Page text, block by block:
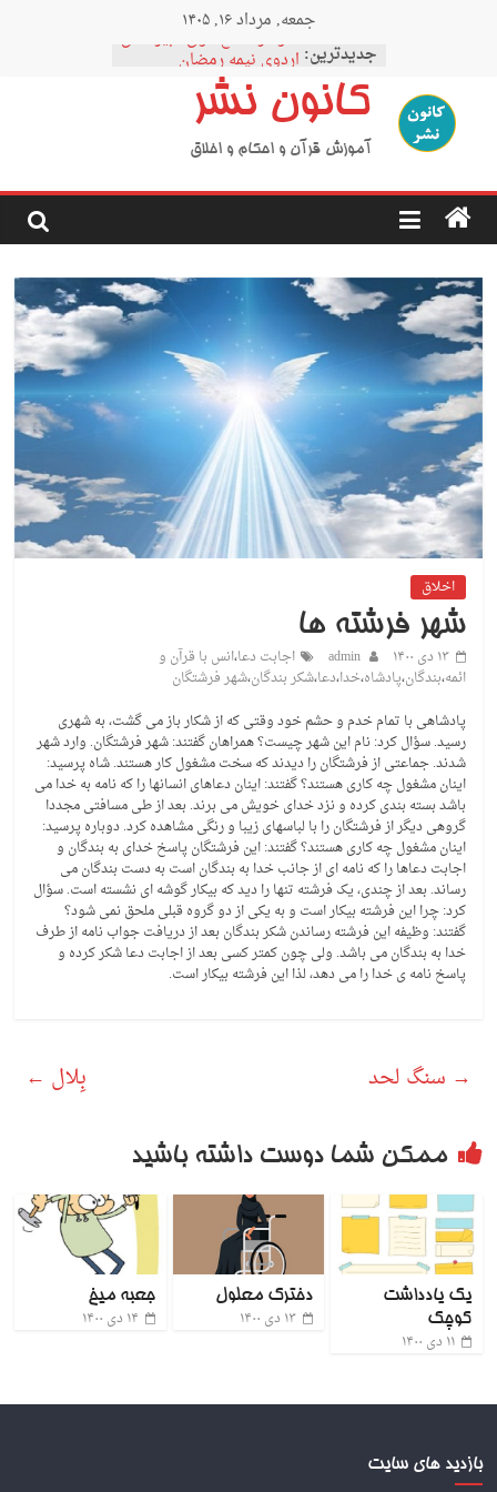
جمعه, مرداد ۱۶, ۱۴۰۵
جدیدترین: نمودار مقطع فوق دبیرستان
اردوی نیمه رمضان
اردوی نیمه شعبان
اردوی غدیر
اردوی محرم
کانون نشر
آموزش قرآن و احکام و اخلاق
اخلاق
شهر فرشته ها
۱۳ دی ۱۴۰۰ admin اجابت دعا،انس با قرآن و
ائمه،بندگان،پادشاه،خدا،دعا،شکر بندگان،شهر فرشتگان
پادشاهی با تمام خدم و حشم خود وقتی که از شکار باز می گشت، به شهری
رسید. سؤال کرد: نام این شهر چیست؟ همراهان گفتند: شهر فرشتگان. وارد شهر
شدند. جماعتی از فرشتگان را دیدند که سخت مشغول کار هستند. شاه پرسید:
اینان مشغول چه کاری هستند؟ گفتند: اینان دعاهای انسانها را که نامه به خدا می
باشد بسته بندی کرده و نزد خدای خویش می برند. بعد از طی مسافتی مجددا
گروهی دیگر از فرشتگان را با لباسهای زیبا و رنگی مشاهده کرد. دوباره پرسید:
اینان مشغول چه کاری هستند؟ گفتند: این فرشتگان پاسخ خدای به بندگان و
اجابت دعاها را که نامه ای از جانب خدا به بندگان است به دست بندگان می
رساند. بعد از چندی، یک فرشته تنها را دید که بیکار گوشه ای نشسته است. سؤال
کرد: چرا این فرشته بیکار است و به یکی از دو گروه قبلی ملحق نمی شود؟
گفتند: وظیفه این فرشته رساندن شکر بندگان بعد از دریافت جواب نامه از طرف
خدا به بندگان می باشد. ولی چون کمتر کسی بعد از اجابت دعا شکر کرده و
پاسخ نامه ی خدا را می دهد، لذا این فرشته بیکار است.
→ سنگ لحد بِلال ←
ممکن شما دوست داشته باشید
یک یادداشت
کوچک
۱۱ دی ۱۴۰۰
دخترک معلول
۱۳ دی ۱۴۰۰
جعبه میخ
۱۴ دی ۱۴۰۰
بازدید های سایت